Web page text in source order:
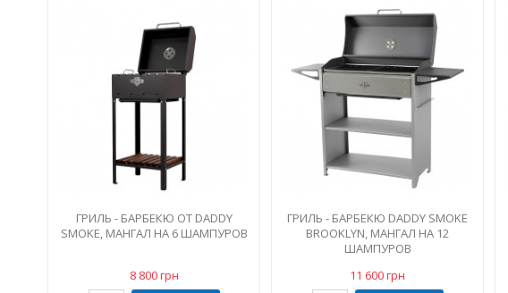
ГРИЛЬ - БАРБЕКЮ ОТ DADDY
SMOKE, МАНГАЛ НА 6 ШАМПУРОВ
8 800 грн
ГРИЛЬ - БАРБЕКЮ DADDY SMOKE
BROOKLYN, МАНГАЛ НА 12
ШАМПУРОВ
11 600 грн